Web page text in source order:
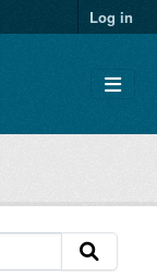
Log in